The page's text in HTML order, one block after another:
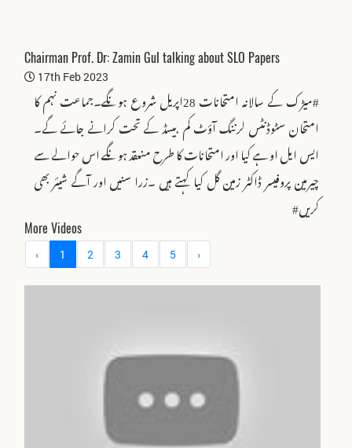
Chairman Prof. Dr: Zamin Gul talking about SLO Papers
17th Feb 2023
#میڑک کے سالانہ امتحانات 28اپریل شروع ہونگے۔جماعت نہم کا
امتحان سٹوڈنٹس لرننگ آؤٹ کم بیسڈ کے تحت کرانے جائے گے۔
ایس ایل او ہے کیا اور امتحانات کا طرح منعقد ہونگے اس حوالے سے
چیرمین پروفیسر ڈاکٹر زمین گل کیا کہتے ہیں ۔زرا سنیں اور آگے شیئر بھی
کریں#
More Videos
‹ 1 2 3 4 5 ›